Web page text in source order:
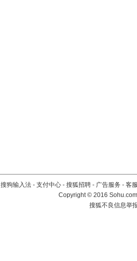
搜狗输入法 - 支付中心 - 搜狐招聘 - 广告服务 - 客
Copyright©2016
搜狐不良信息举